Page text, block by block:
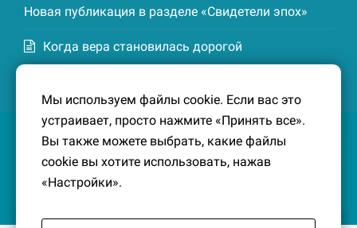
Новая публикация в разделе «Свидетели эпох»
Когда вера становилась дорогой
Котельской волости Кингисеппского уезда. 1926-
27 гг. Новая публикация в разделе «Свидетели
эпох»
Мы используем файлы cookie. Если вас это
устраивает, просто нажмите «Принять все».
Вы также можете выбрать, какие файлы
cookie вы хотите использовать, нажав
«Настройки».